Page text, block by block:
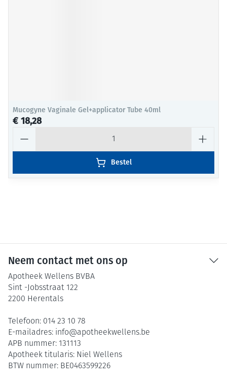
Mucogyne Vaginale Gel+applicator Tube 40ml
€ 18,28
Bestel
Neem contact met ons op
Apotheek Wellens BVBA
Sint -Jobsstraat 122
2200 Herentals
Telefoon: 014 23 10 78
E-mailadres: info@apotheekwellens.be
APB nummer: 131113
Apotheek titularis: Niel Wellens
BTW nummer: BE0463599226